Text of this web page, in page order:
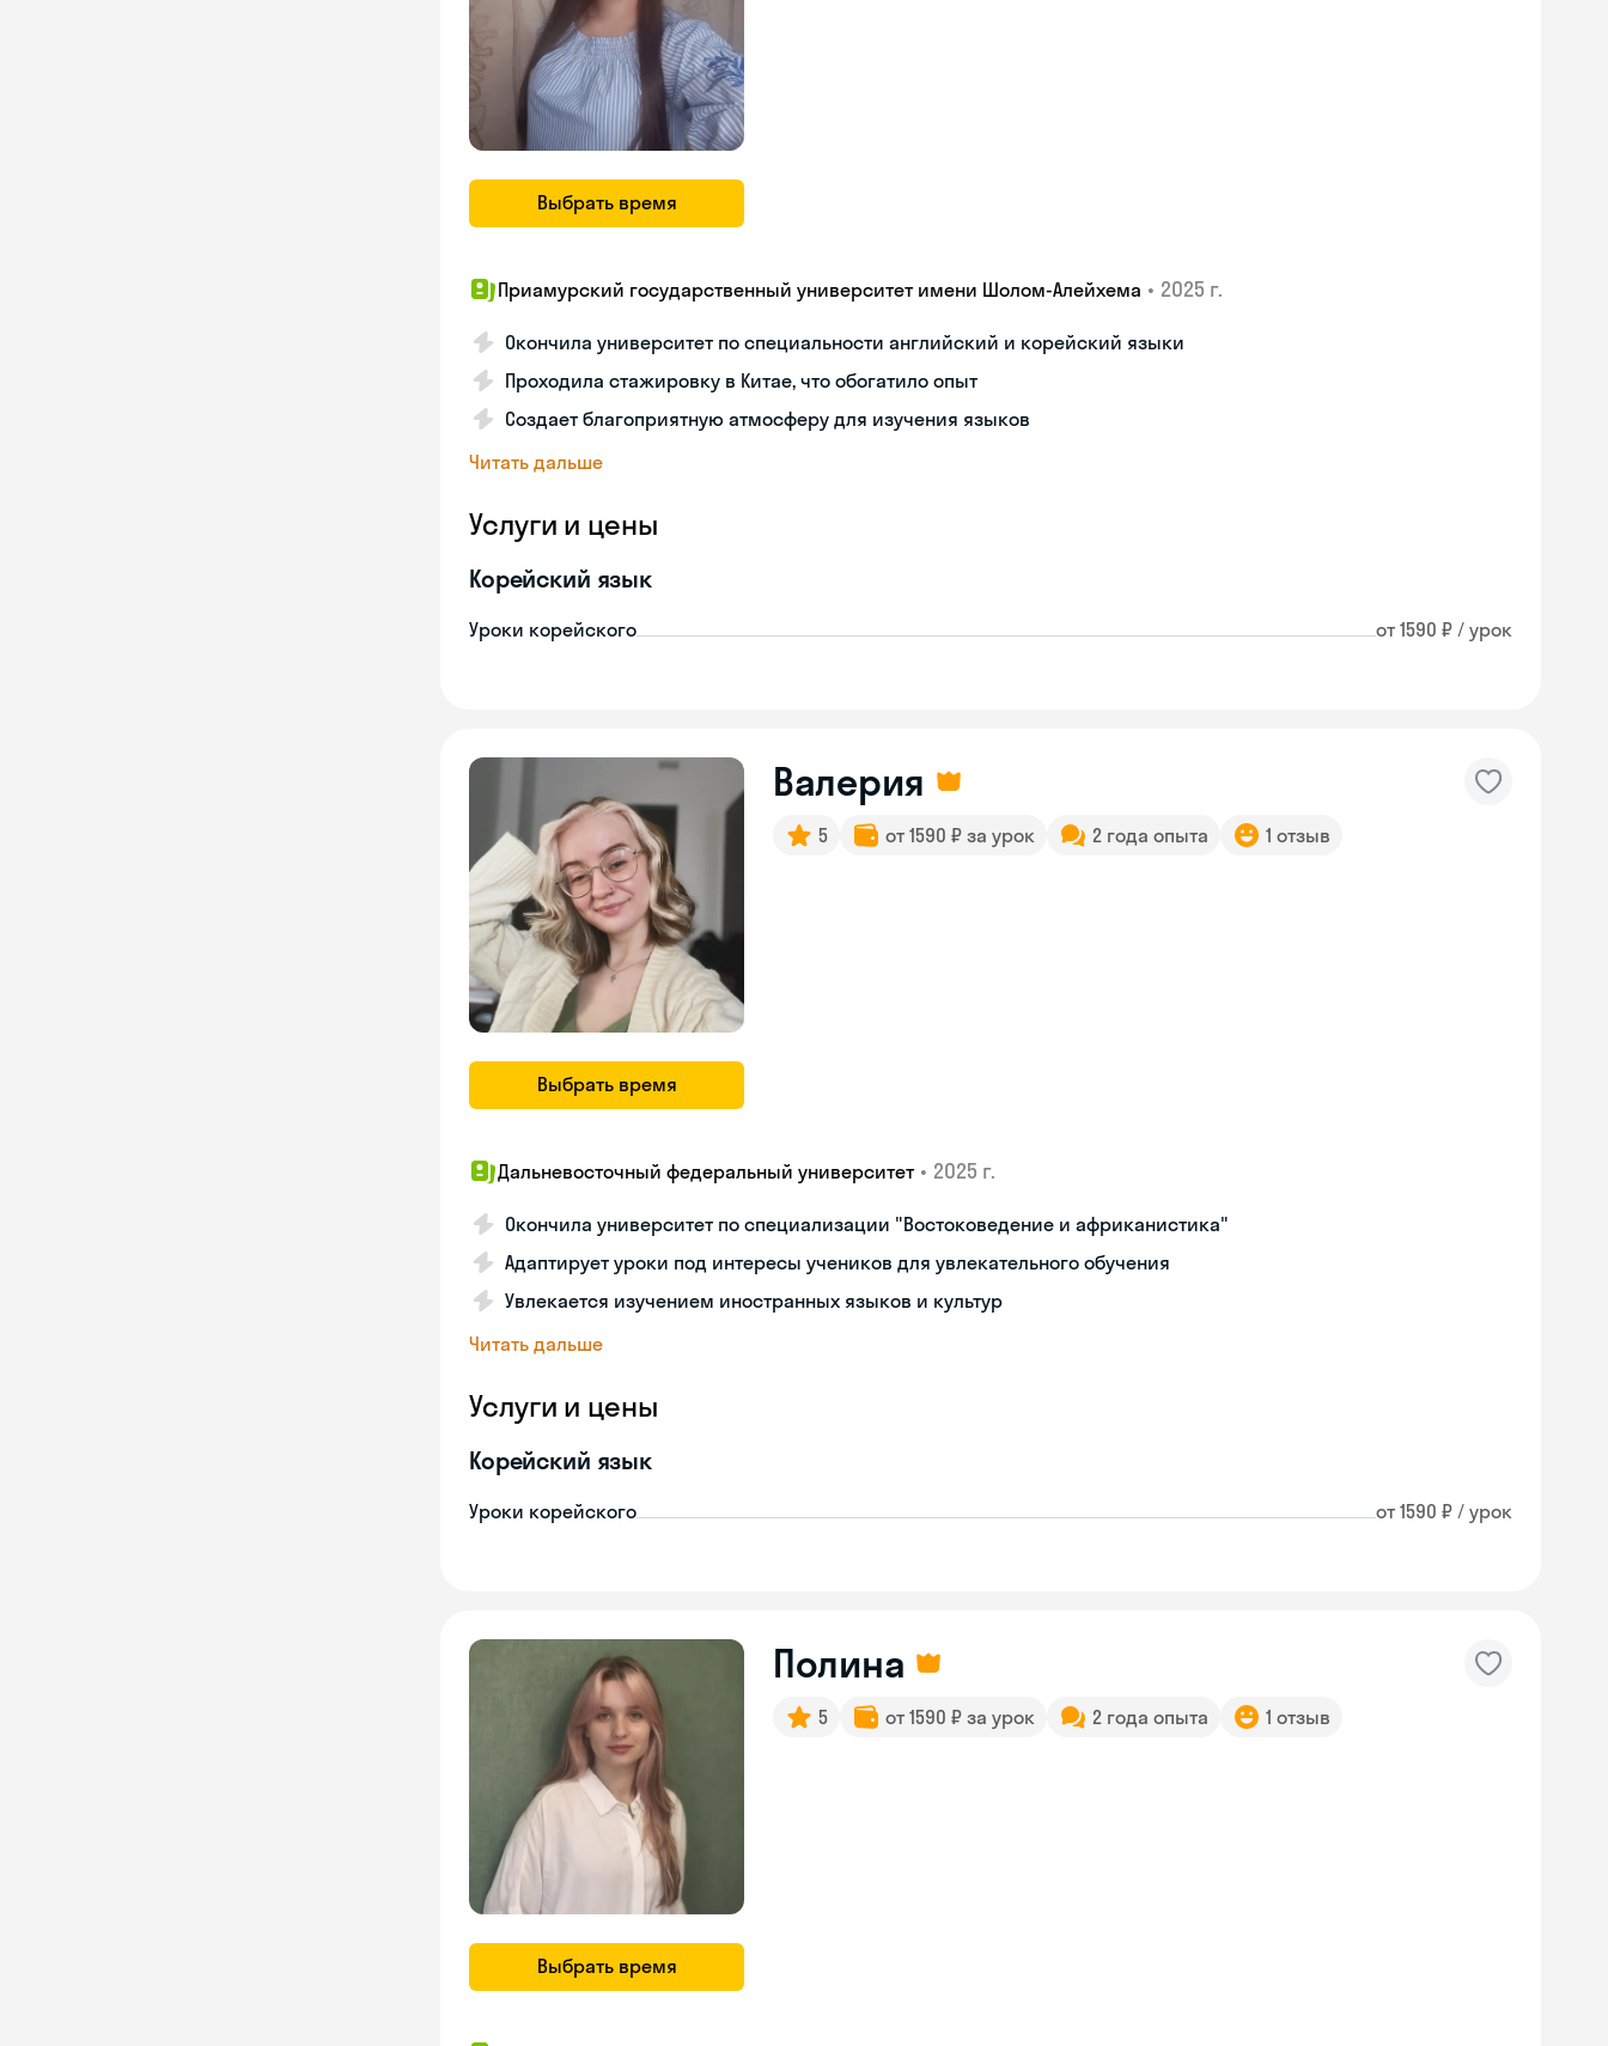
Выбрать время
Приамурский государственный университет имени Шолом-Алейхема • 2025 г.
Окончила университет по специальности английский и корейский языки
Проходила стажировку в Китае, что обогатило опыт
Создает благоприятную атмосферу для изучения языков
Читать дальше
Услуги и цены
Корейский язык
Уроки корейского от 1590 ₽ / урок
Выбрать время
Валерия
5 от 1590 ₽ за урок 2 года опыта 1 отзыв
Дальневосточный федеральный университет • 2025 г.
Окончила университет по специализации "Востоковедение и африканистика"
Адаптирует уроки под интересы учеников для увлекательного обучения
Увлекается изучением иностранных языков и культур
Читать дальше
Услуги и цены
Корейский язык
Уроки корейского от 1590 ₽ / урок
Выбрать время
Полина
5 от 1590 ₽ за урок 2 года опыта 1 отзыв